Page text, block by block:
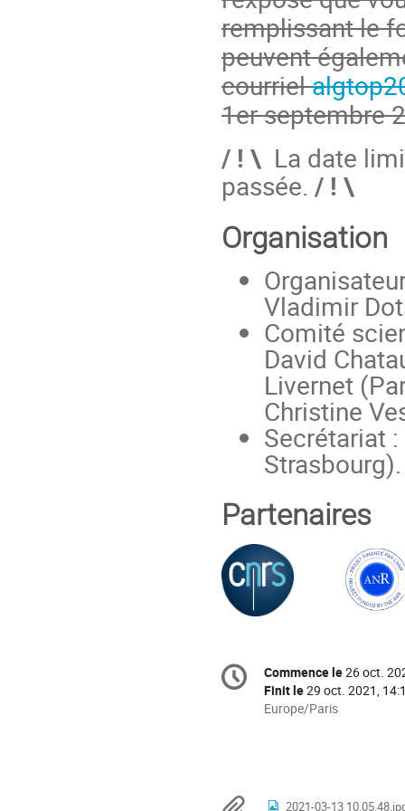
remplissant le
peuvent
courriel
1er septembre
/ ! \ La date
passée. / ! \
Organisation
Vladimir
Comité
David
Livernet
Christine
Secrétariat
Partenaires
Information
de
Date/Heure
Commence le26 oct.
Finit le29 oct. 2021,
Toutes
Europe/Paris
Europe/Paris
2021-03-13